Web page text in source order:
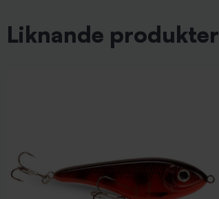
Liknande produkter